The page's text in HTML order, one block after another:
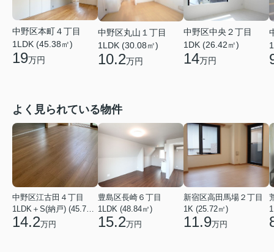
中野区本町４丁目
1LDK (45.38㎡)
19万円
中野区丸山１丁目
1LDK (30.08㎡)
10.2万円
中野区中央２丁目
1DK (26.42㎡)
14万円
よく見られている物件
中野区江古田４丁目
1LDK＋S(納戸) (45.75㎡)
14.2万円
豊島区長崎６丁目
1LDK (48.84㎡)
15.2万円
新宿区高田馬場２丁目
1K (25.72㎡)
11.9万円